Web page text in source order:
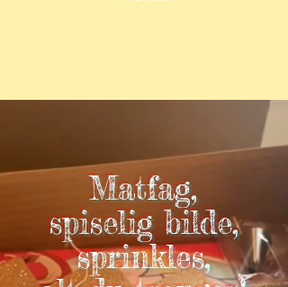
Matfag,
spiselig bilde,
sprinkles,